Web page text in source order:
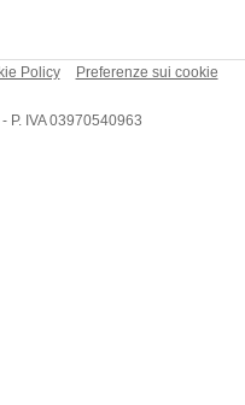
Policy
Preferenze sui cookie
P. IVA 03970540963